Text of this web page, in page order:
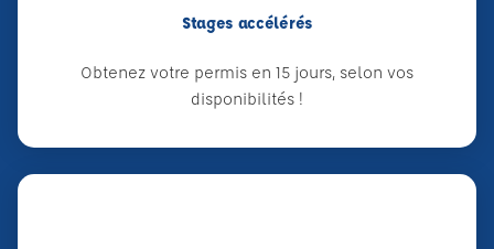
Stages accélérés
Obtenez votre permis en 15 jours, selon vos
disponibilités !